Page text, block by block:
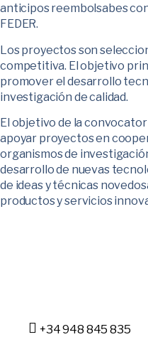
anticipos reembolsabes
FEDER.
Los proyectos son
competitiva. El objetivo
promover el desarrollo
investigación de calidad.
El objetivo de la
apoyar proyectos en
organismos de
desarrollo de nuevas
de ideas y técnicas
productos y servicios
+34 948 845 835